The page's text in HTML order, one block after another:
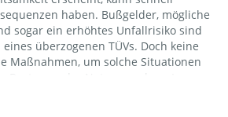
haben. Bußgelder, mögliche
sogar ein erhöhtes Unfallrisiko sind
überzogenen TÜVs. Doch keine
Maßnahmen, um solche Situationen
Beste aus der Not zu machen. In
Sie alles Wichtige über die Risiken
und wie Sie sich effektiv davor